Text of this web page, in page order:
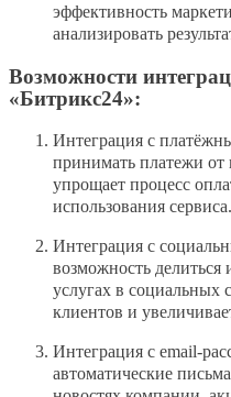
эффективность
анализировать
Возможности
«Битрикс24»:
Интеграция с
принимать платежи от
упрощает процесс
использования сервиса.
Интеграция с
возможность
услугах в социальных
клиентов и
Интеграция с email-
автоматические